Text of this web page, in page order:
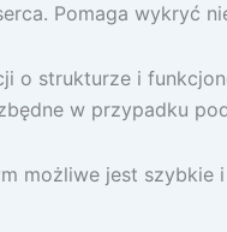
Pomaga wykryć
o strukturze i
w przypadku
możliwe jest szybkie